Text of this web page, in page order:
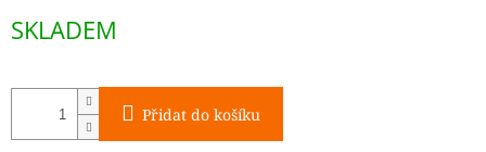
cena:
SKLADEM
Přidat do košíku